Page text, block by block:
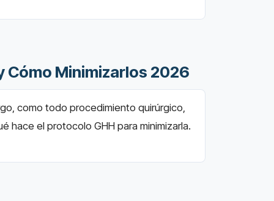
Cómo Minimizarlos 2026
como todo procedimiento quirúrgico,
hace el protocolo GHH para minimizarla.